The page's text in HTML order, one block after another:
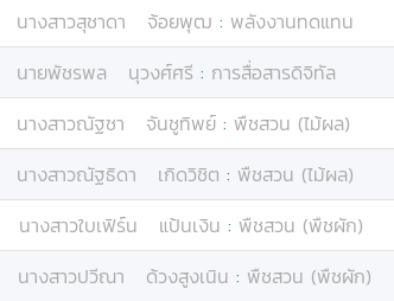
นางสาวสุชาดา จ้อยพุฒ : พลังงานทดแทน
นายพัชรพล นุวงศ์ศรี : การสื่อสารดิจิทัล
นางสาวณัฐชา จันชูทิพย์ : พืชสวน (ไม้ผล)
นางสาวณัฐธิดา เกิดวิชิต : พืชสวน (ไม้ผล)
นางสาวใบเฟิร์น แป้นเงิน : พืชสวน (พืชผัก)
นางสาวปวีณา ด้วงสูงเนิน : พืชสวน (พืชผัก)